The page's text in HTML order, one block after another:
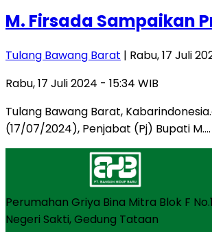
M. Firsada Sampaikan
Tulang Bawang Barat | Rabu, 17 Juli
Rabu, 17 Juli 2024 - 15:34 WIB
Tulang Bawang Barat,
(17/07/2024), Penjabat (Pj) Bupati M….
Perumahan Griya Bina Mitra Blok F
Negeri Sakti, Gedung Tataan